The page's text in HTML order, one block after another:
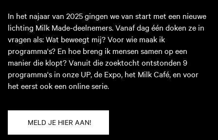
In het najaar van 2025 gingen we van start met een nieuwe
lichting Milk Made-deelnemers. Vanaf dag één doken ze in
vragen als: Wat beweegt mij? Voor wie maak ik
programma's? En hoe breng ik mensen samen op een
manier die klopt? Vanuit die zoektocht ontstonden 9
programma's in onze UP, de Expo, het Milk Café, en voor
het eerst ook een online serie.
MELD JE HIER AAN!